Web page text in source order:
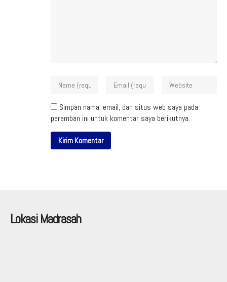
Simpan nama, email, dan situs web saya pada
peramban ini untuk komentar saya berikutnya.
Lokasi Madrasah